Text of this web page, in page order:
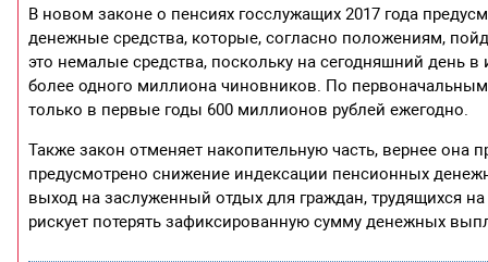
В новом законе о пенсиях госслужащих 2017 года
денежные средства, которые, согласно положениям,
это немалые средства, поскольку на сегодняшний день
более одного миллиона чиновников. По
только в первые годы 600 миллионов рублей ежегодно.
Также закон отменяет накопительную часть, вернее она
предусмотрено снижение индексации пенсионных
выход на заслуженный отдых для граждан, трудящихся
рискует потерять зафиксированную сумму денежных